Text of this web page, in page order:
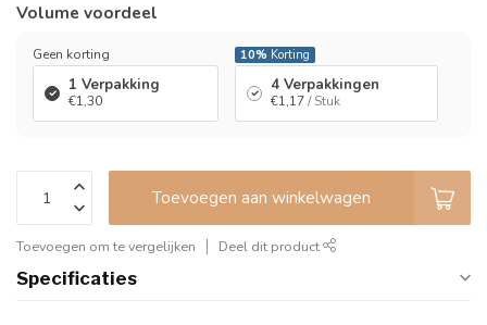
Volume voordeel
Geen korting
1 Verpakking
€1,30
10% Korting
4 Verpakkingen
€1,17/ Stuk
Toevoegen aan winkelwagen
Toevoegen om te vergelijken Deel dit product
Specificaties